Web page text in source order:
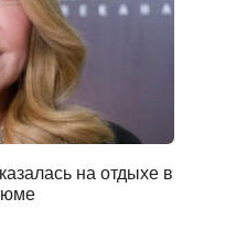
на отдыхе в